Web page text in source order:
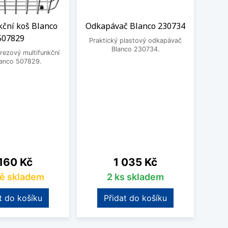
koš Blanco
multifunkční
507829.
Kč
skladem
do košíku
Odkapávač Blanco 230734
Praktický plastový odkapávač
Blanco 230734.
Cena
1 035 Kč
2 ks skladem
Přidat do košíku